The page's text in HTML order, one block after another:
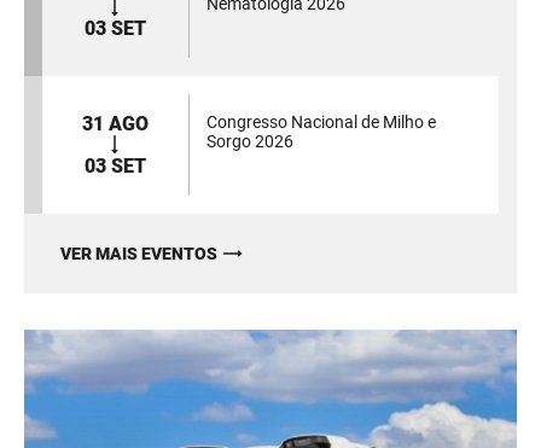
03 SET
31 AGO
03 SET
Congresso Nacional de Milho e
Sorgo 2026
VER MAIS EVENTOS